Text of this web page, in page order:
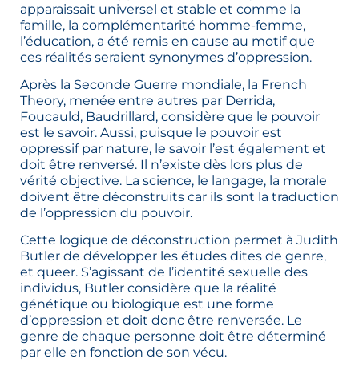
apparaissait universel et stable et comme la
famille, la complémentarité homme-femme,
l’éducation, a été remis en cause au motif que
ces réalités seraient synonymes d’oppression.
Après la Seconde Guerre mondiale, la French
Theory, menée entre autres par Derrida,
Foucauld, Baudrillard, considère que le pouvoir
est le savoir. Aussi, puisque le pouvoir est
oppressif par nature, le savoir l’est également et
doit être renversé. Il n’existe dès lors plus de
vérité objective. La science, le langage, la morale
doivent être déconstruits car ils sont la traduction
de l’oppression du pouvoir.
Cette logique de déconstruction permet à Judith
Butler de développer les études dites de genre,
et queer. S’agissant de l’identité sexuelle des
individus, Butler considère que la réalité
génétique ou biologique est une forme
d’oppression et doit donc être renversée. Le
genre de chaque personne doit être déterminé
par elle en fonction de son vécu.